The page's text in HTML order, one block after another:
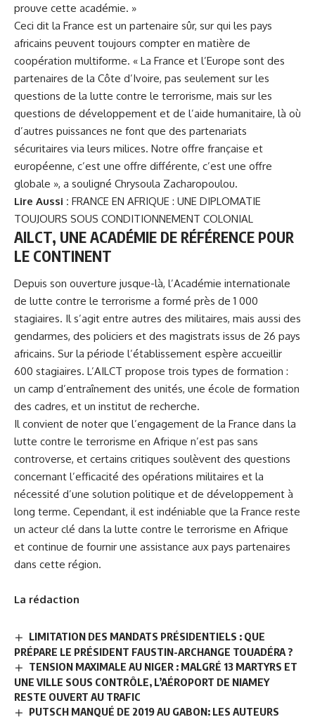
prouve cette académie. »
Ceci dit la France est un partenaire sûr, sur qui les pays
africains peuvent toujours compter en matière de
coopération multiforme. « La France et l’Europe sont des
partenaires de la Côte d’Ivoire, pas seulement sur les
questions de la lutte contre le terrorisme, mais sur les
questions de développement et de l’aide humanitaire, là où
d’autres puissances ne font que des partenariats
sécuritaires via leurs milices. Notre offre française et
européenne, c’est une offre différente, c’est une offre
globale », a souligné Chrysoula Zacharopoulou.
Lire Aussi : FRANCE EN AFRIQUE : UNE DIPLOMATIE
TOUJOURS SOUS CONDITIONNEMENT COLONIAL
AILCT, UNE ACADÉMIE DE RÉFÉRENCE POUR
LE CONTINENT
Depuis son ouverture jusque-là, l’Académie internationale
de lutte contre le terrorisme a formé près de 1 000
stagiaires. Il s’agit entre autres des militaires, mais aussi des
gendarmes, des policiers et des magistrats issus de 26 pays
africains. Sur la période l’établissement espère accueillir
600 stagiaires. L’AILCT propose trois types de formation :
un camp d’entraînement des unités, une école de formation
des cadres, et un institut de recherche.
Il convient de noter que l’engagement de la France dans la
lutte contre le terrorisme en Afrique n’est pas sans
controverse, et certains critiques soulèvent des questions
concernant l’efficacité des opérations militaires et la
nécessité d’une solution politique et de développement à
long terme. Cependant, il est indéniable que la France reste
un acteur clé dans la lutte contre le terrorisme en Afrique
et continue de fournir une assistance aux pays partenaires
dans cette région.
La rédaction
LIMITATION DES MANDATS PRÉSIDENTIELS : QUE
PRÉPARE LE PRÉSIDENT FAUSTIN-ARCHANGE TOUADÉRA ?
TENSION MAXIMALE AU NIGER : MALGRÉ 13 MARTYRS ET
UNE VILLE SOUS CONTRÔLE, L’AÉROPORT DE NIAMEY
RESTE OUVERT AU TRAFIC
PUTSCH MANQUÉ DE 2019 AU GABON: LES AUTEURS